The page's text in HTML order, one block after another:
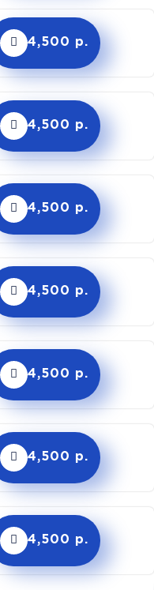
4,500 р.
4,500 р.
4,500 р.
4,500 р.
4,500 р.
4,500 р.
4,500 р.